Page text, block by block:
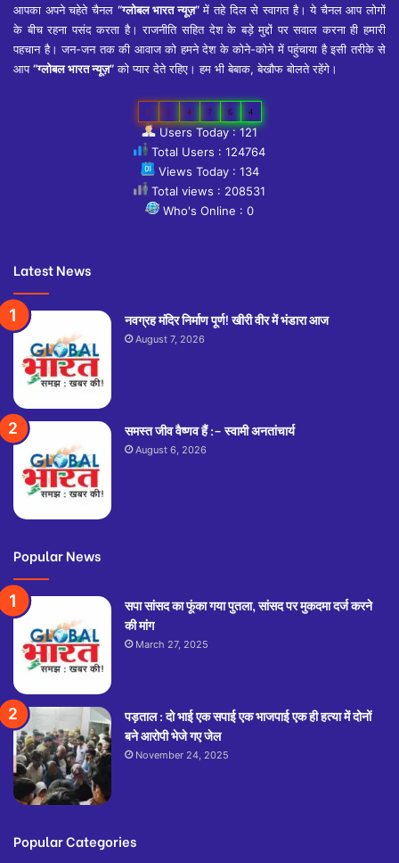
आपका अपने चहेते चैनल “ग्लोबल भारत न्यूज़”में तहे दिल से स्वागत है। ये चैनल आप लोगों
के बीच रहना पसंद करता है। राजनीति सहित देश के बड़े मुद्दों पर सवाल करना ही हमारी
पहचान है। जन-जन तक की आवाज को हमने देश के कोने-कोने में पहुंचाया है इसी तरीके से
आप“ग्लोबल भारत न्यूज़”को प्यार देते रहिए। हम भी बेबाक, बेखौफ बोलते रहेंगे।
1 2 4 7 6 4
Users Today : 121
Total Users : 124764
Views Today : 134
Total views : 208531
Who's Online : 0
Latest News
नवग्रह मंदिर निर्माण पूर्ण! खीरी वीर में भंडारा आज
August 7, 2026
समस्त जीव वैष्णव हैं :– स्वामी अनतांचार्य
August 6, 2026
Popular News
सपा सांसद का फूंका गया पुतला, सांसद पर मुकदमा दर्ज करने
की मांग
March 27, 2025
पड़ताल : दो भाई एक सपाई एक भाजपाई एक ही हत्या में दोनों
बने आरोपी भेजे गए जेल
November 24, 2025
Popular Categories